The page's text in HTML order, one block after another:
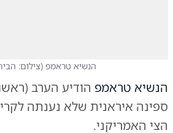
הנשיא טראמפ (צילום:
הנשיא טראמפ הודיע הערב
ספינה איראנית שלא נענתה
הצי האמריקני.